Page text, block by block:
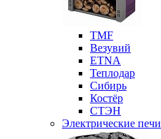
ТМF
Везувий
ETNA
Теплодар
Сибирь
Костёр
СТЭН
Электрические печи